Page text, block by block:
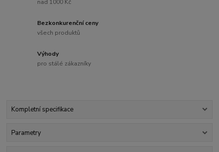
nad 1000 Kč
Bezkonkurenční ceny
všech produktů
Výhody
pro stálé zákazníky
Kompletní specifikace
Parametry